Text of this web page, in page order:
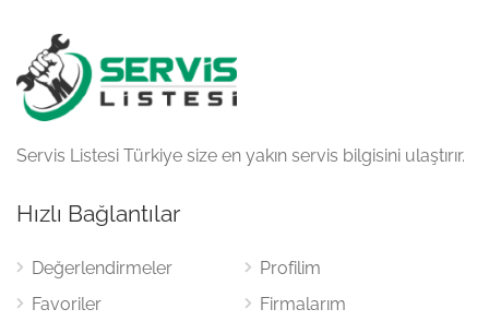
Servis Listesi Türkiye size en yakın servis bilgisini ulaştırır.
Hızlı Bağlantılar
Değerlendirmeler
Favoriler
Profilim
Firmalarım